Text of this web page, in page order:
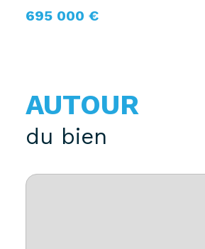
695 000 €
AUTOUR
du bien